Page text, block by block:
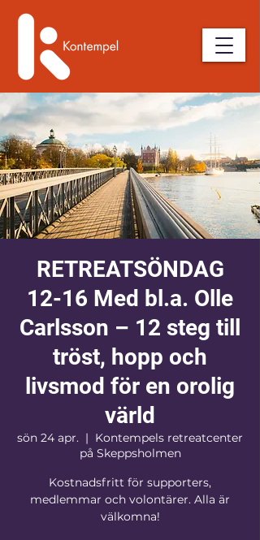
RETREATSÖNDAG
12-16 Med bl.a. Olle
Carlsson – 12 steg till
tröst, hopp och
livsmod för en orolig
värld
sön 24 apr.
  |
Kontempels retreatcenter
på Skeppsholmen
Kostnadsfritt för supporters,
medlemmar och volontärer. Alla är
välkomna!